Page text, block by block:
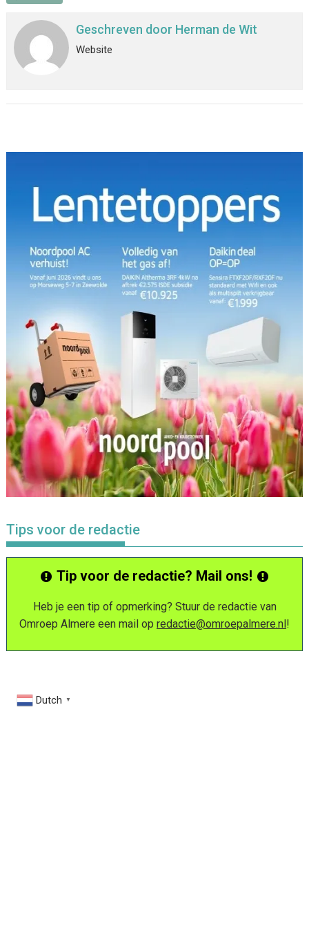
Geschreven door Herman de Wit
Website
Tips voor de redactie
Tip voor de redactie? Mail ons!
Heb je een tip of opmerking? Stuur de redactie van
Omroep Almere een mail op redactie@omroepalmere.nl!
Dutch ▼